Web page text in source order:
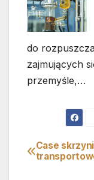
do
zajmujących
przemyśle,…
Case